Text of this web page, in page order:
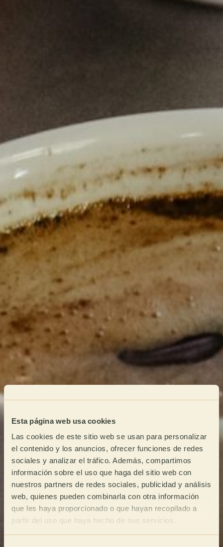
Esta página web usa cookies
Las cookies de este sitio web se usan para personalizar
el contenido y los anuncios, ofrecer funciones de redes
sociales y analizar el tráfico. Además, compartimos
información sobre el uso que haga del sitio web con
nuestros partners de redes sociales, publicidad y análisis
web, quienes pueden combinarla con otra información
que les haya proporcionado o que hayan recopilado a
partir del uso que haya hecho de sus servicios.